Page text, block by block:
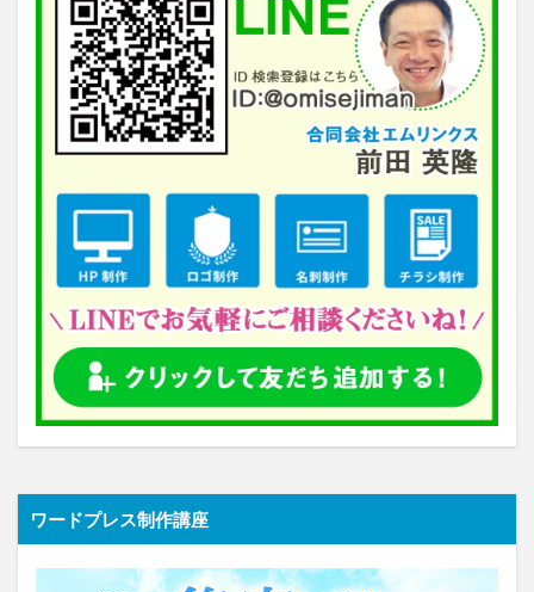
ワードプレス制作講座